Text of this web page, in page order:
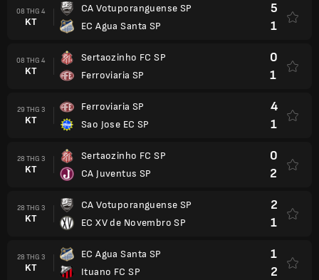
08 THG 4
KT
CA Votuporanguense SP
EC Agua Santa SP
5
1
08 THG 4
KT
Sertaozinho FC SP
Ferroviaria SP
0
1
29 THG 3
KT
Ferroviaria SP
Sao Jose EC SP
4
1
28 THG 3
KT
Sertaozinho FC SP
CA Juventus SP
0
2
28 THG 3
KT
CA Votuporanguense SP
EC XV de Novembro SP
2
1
28 THG 3
KT
EC Agua Santa SP
Ituano FC SP
1
2